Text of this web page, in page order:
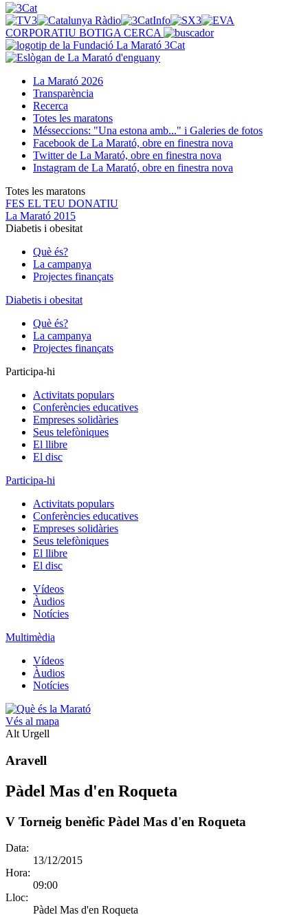
CORPORATIU BOTIGA CERCA
La Marató 2026
Transparència
Recerca
Totes les maratons
Mésseccions: "Una estona amb..." i Galeries de fotos
Facebook de La Marató, obre en finestra nova
Twitter de La Marató, obre en finestra nova
Instagram de La Marató, obre en finestra nova
Totes les maratons
FES EL TEU DONATIU
La Marató 2015
Diabetis i obesitat
Què és?
La campanya
Projectes finançats
Diabetis i obesitat
Què és?
La campanya
Projectes finançats
Participa-hi
Activitats populars
Conferències educatives
Empreses solidàries
Seus telefòniques
El llibre
El disc
Participa-hi
Activitats populars
Conferències educatives
Empreses solidàries
Seus telefòniques
El llibre
El disc
Vídeos
Àudios
Notícies
Multimèdia
Vídeos
Àudios
Notícies
Vés al mapa
Alt Urgell
Aravell
Pàdel Mas d'en Roqueta
V Torneig benèfic Pàdel Mas d'en Roqueta
Data:
13/12/2015
Hora:
09:00
Lloc:
Pàdel Mas d'en Roqueta